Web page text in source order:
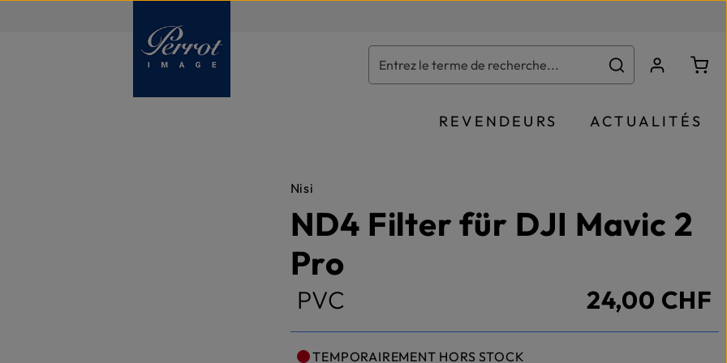
REVENDEURS ACTUALITÉS
Nisi
ND4 Filter für DJI Mavic 2
Pro
PVC 24,00 CHF
TEMPORAIREMENT HORS STOCK